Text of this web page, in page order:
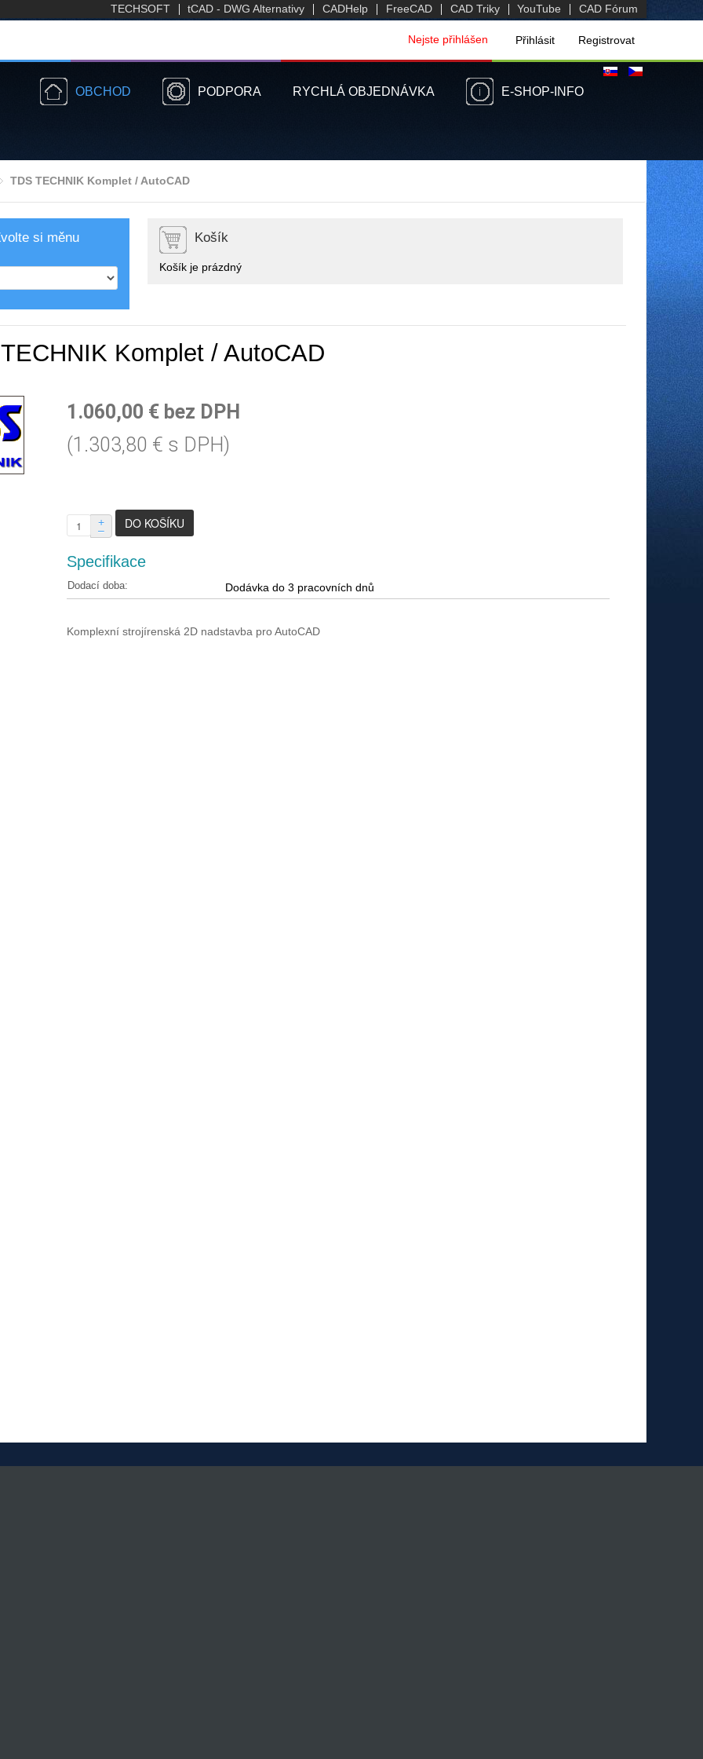
TECHSOFT tCAD - DWG Alternativy CADHelp FreeCAD CAD Triky YouTube CAD Fórum
Nejste přihlášen Přihlásit Registrovat
OBCHOD PODPORA RYCHLÁ OBJEDNÁVKA E-SHOP-INFO
TDS TECHNIK Komplet / AutoCAD
si měnu Košík
Košík je prázdný
Komplet / AutoCAD
1.060,00 € bez DPH
(1.303,80 € s DPH)
+
–
Specifikace
Dodací doba: Dodávka do 3 pracovních dnů
Komplexní strojírenská 2D nadstavba pro AutoCAD